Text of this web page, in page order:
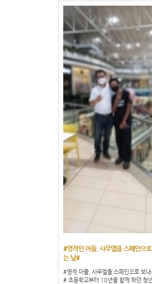
#영적인 아들, 사무엘을 스페인으
는 날#
#영적 아들, 사무엘을 스페인으로 보
# 초등학교부터 10년을 함께 하던 청